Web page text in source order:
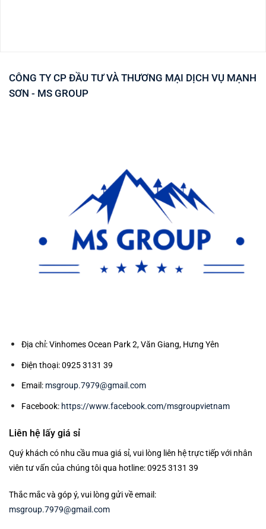
CÔNG TY CP ĐẦU TƯ VÀ THƯƠNG MẠI DỊCH VỤ MẠNH
SƠN - MS GROUP
Địa chỉ: Vinhomes Ocean Park 2, Văn Giang, Hưng Yên
Điện thoại: 0925 3131 39
Email: msgroup.7979@gmail.com
Facebook: https://www.facebook.com/msgroupvietnam
Liên hệ lấy giá sỉ
Quý khách có nhu cầu mua giá sỉ, vui lòng liên hệ trực tiếp với nhân
viên tư vấn của chúng tôi qua hotline: 0925 3131 39
Thắc mắc và góp ý, vui lòng gửi về email:
msgroup.7979@gmail.com